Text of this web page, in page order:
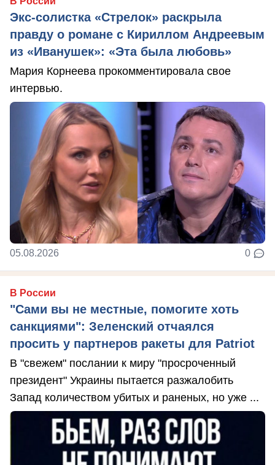
Экс-солистка «Стрелок» раскрыла
правду о романе с Кириллом Андреевым
из «Иванушек»: «Эта была любовь»
Мария Корнеева прокомментировала свое
интервью.
05.08.2026 0
В России
"Сами вы не местные, помогите хоть
санкциями": Зеленский отчаялся
просить у партнеров ракеты для Patriot
В "свежем" послании к миру "просроченный
президент" Украины пытается разжалобить
Запад количеством убитых и раненых, но уже ...